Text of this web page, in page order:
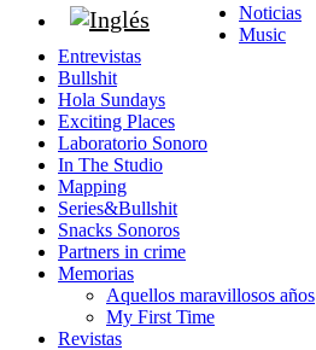
Noticias
Music
Entrevistas
Bullshit
Hola Sundays
Exciting Places
Laboratorio Sonoro
In The Studio
Mapping
Series&Bullshit
Snacks Sonoros
Partners in crime
Memorias
Aquellos maravillosos años
My First Time
Revistas